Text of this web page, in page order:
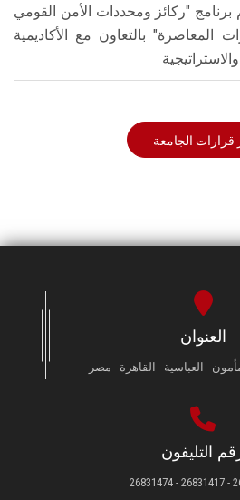
"ركائز ومحددات الأمن القومي
بالتعاون مع الأكاديمية
قرارات الجامعة
العنوان
- العباسية - القاهرة - مصر
التليفون